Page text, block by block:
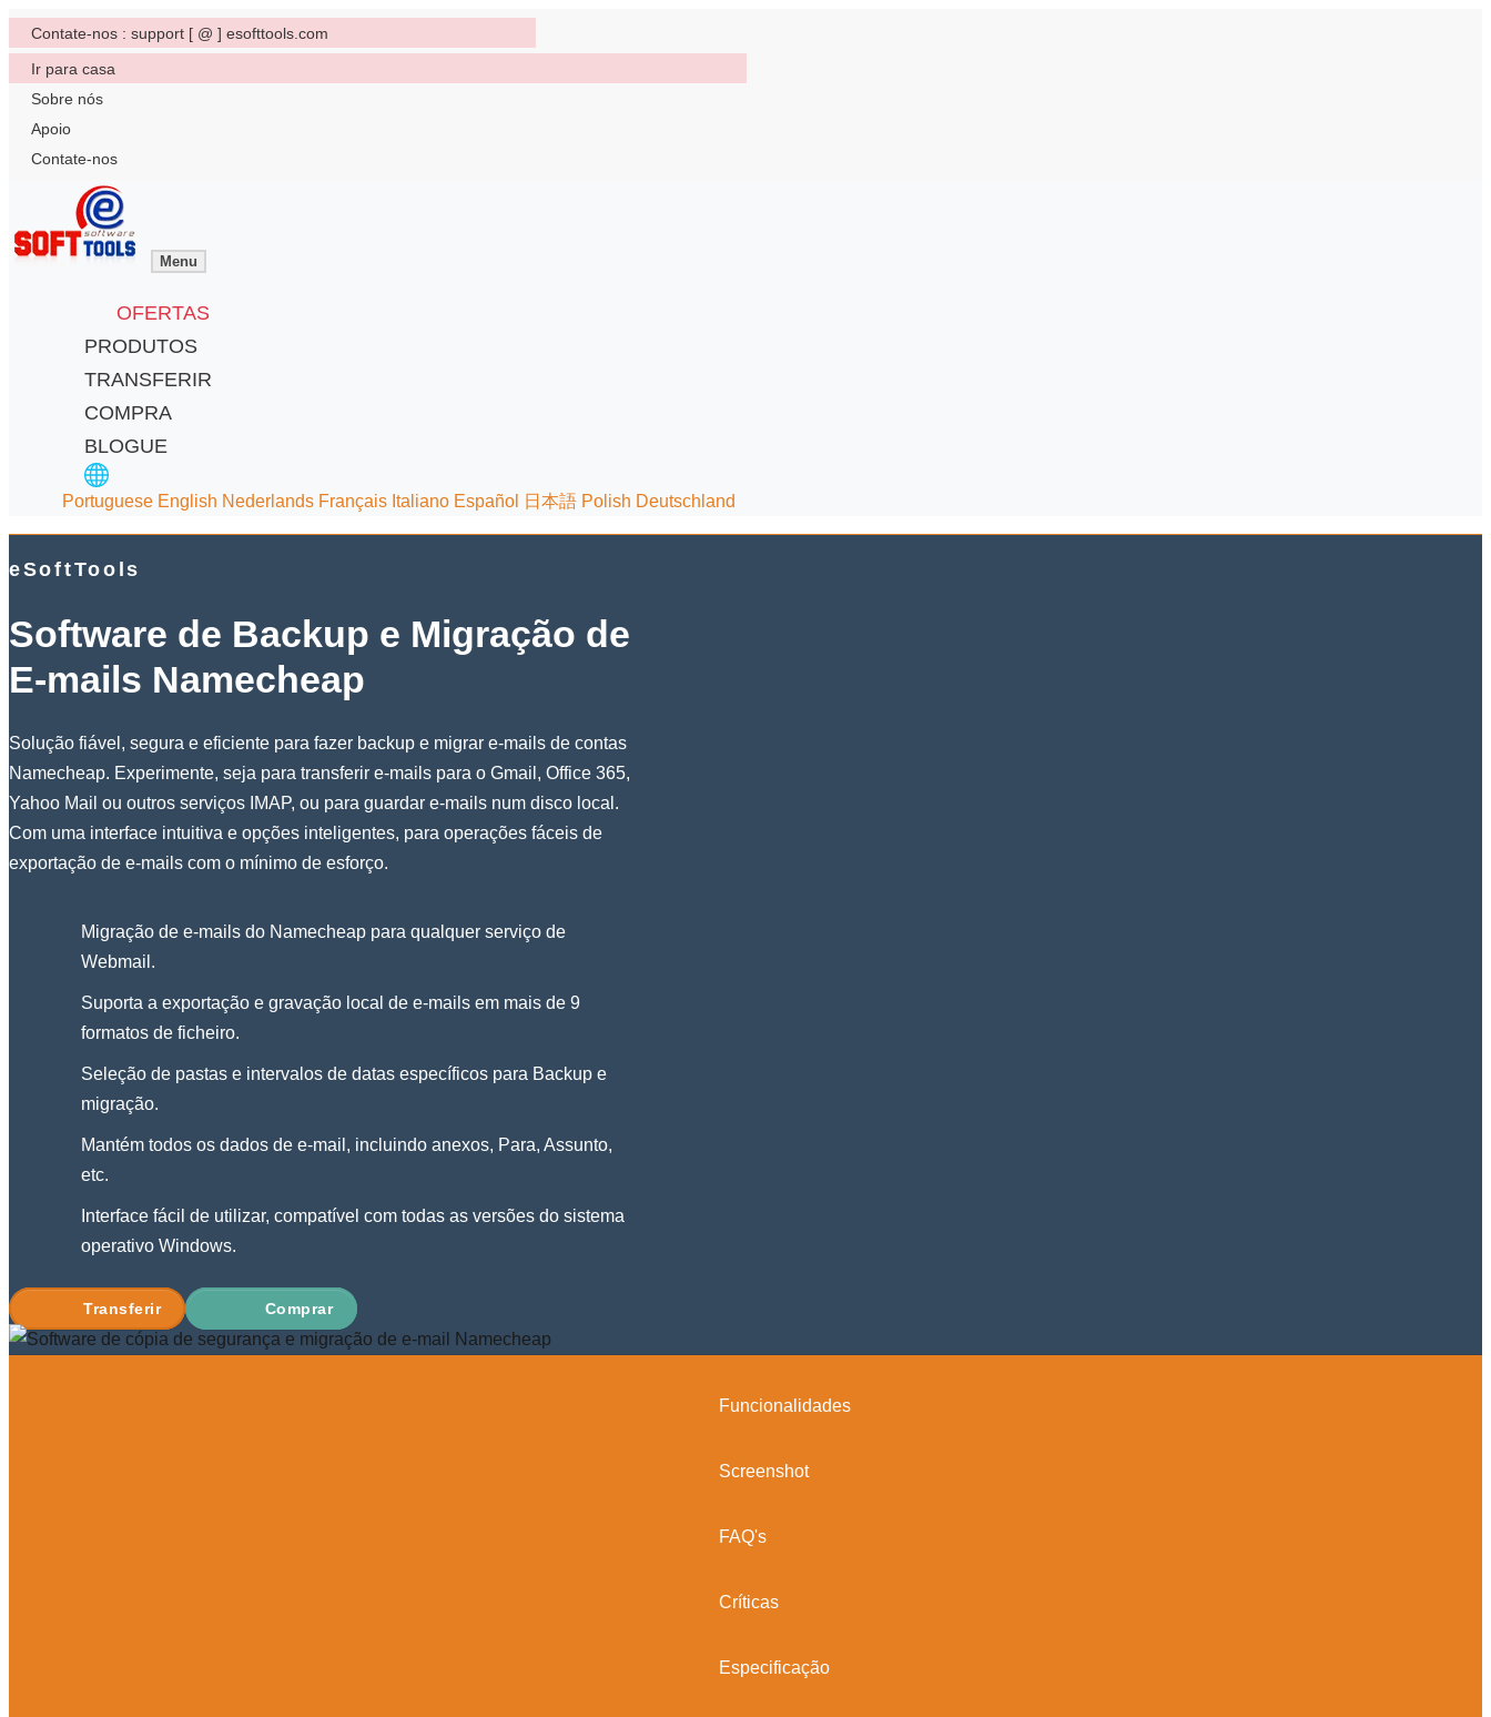
Contate-nos : support [ @ ] esofttools.com
Ir para casa
Sobre nós
Apoio
Contate-nos
Menu
OFERTAS
PRODUTOS
TRANSFERIR
COMPRA
BLOGUE
Portuguese English Nederlands Français Italiano Español 日本語 Polish Deutschland
eSoftTools
Software de Backup e Migração de
E-mails Namecheap
Solução fiável, segura e eficiente para fazer backup e migrar e-mails de contas
Namecheap. Experimente, seja para transferir e-mails para o Gmail, Office 365,
Yahoo Mail ou outros serviços IMAP, ou para guardar e-mails num disco local.
Com uma interface intuitiva e opções inteligentes, para operações fáceis de
exportação de e-mails com o mínimo de esforço.
Migração de e-mails do Namecheap para qualquer serviço de
Webmail.
Suporta a exportação e gravação local de e-mails em mais de 9
formatos de ficheiro.
Seleção de pastas e intervalos de datas específicos para Backup e
migração.
Mantém todos os dados de e-mail, incluindo anexos, Para, Assunto,
etc.
Interface fácil de utilizar, compatível com todas as versões do sistema
operativo Windows.
Transferir Comprar
Funcionalidades
Screenshot
FAQ's
Críticas
Especificação